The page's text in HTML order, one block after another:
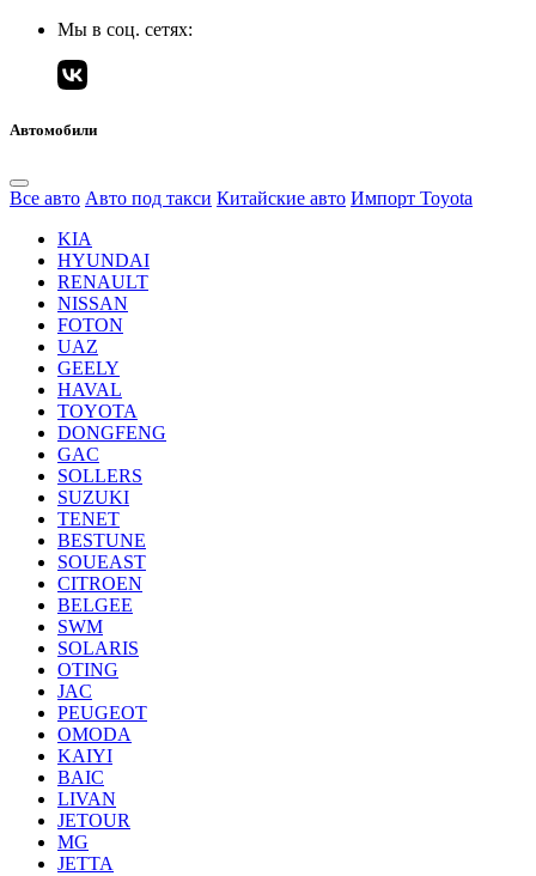
Мы в соц. сетях:
Автомобили
Все авто Авто под такси Китайские авто Импорт Toyota
KIA
HYUNDAI
RENAULT
NISSAN
FOTON
UAZ
GEELY
HAVAL
TOYOTA
DONGFENG
GAC
SOLLERS
SUZUKI
TENET
BESTUNE
SOUEAST
CITROEN
BELGEE
SWM
SOLARIS
OTING
JAC
PEUGEOT
OMODA
KAIYI
BAIC
LIVAN
JETOUR
MG
JETTA